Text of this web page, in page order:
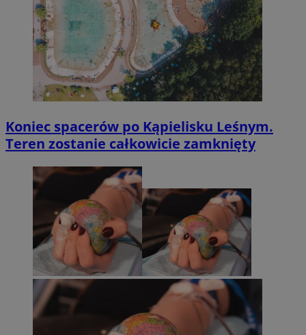
Koniec spacerów po Kąpielisku Leśnym.
Teren zostanie całkowicie zamknięty